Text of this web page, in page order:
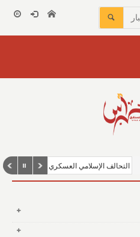
العسكري لمكافحة الإرهاب نحو بناء